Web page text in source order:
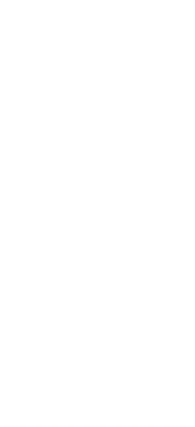
en nuestro Global Job Maket.